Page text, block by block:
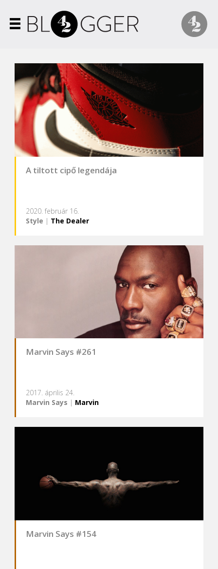
A tiltott cipő legendája
2020. február 16.
Style | The Dealer
Marvin Says #261
2017. április 24.
Marvin Says | Marvin
Marvin Says #154